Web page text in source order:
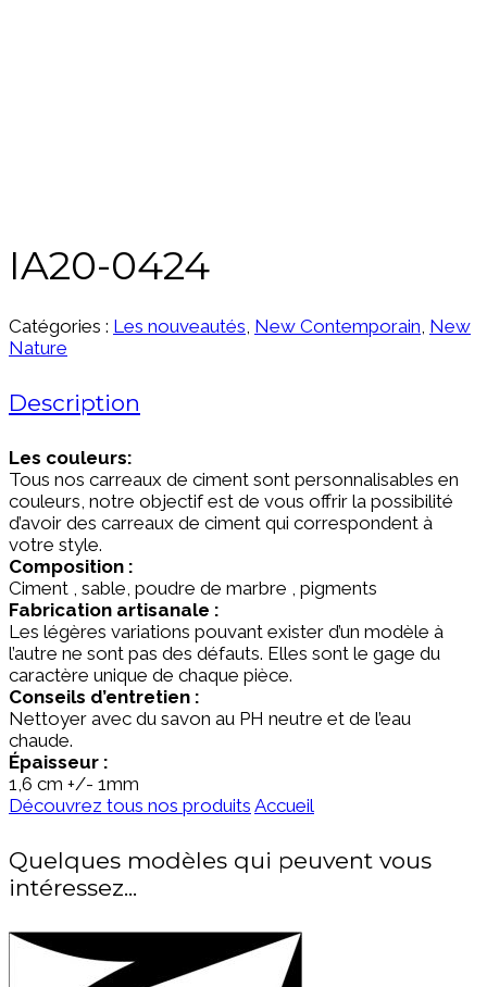
IA20-0424
Catégories : Les nouveautés, New Contemporain, New
Nature
Description
Les couleurs:
Tous nos carreaux de ciment sont personnalisables en
couleurs, notre objectif est de vous offrir la possibilité
d’avoir des carreaux de ciment qui correspondent à
votre style.
Composition :
Ciment , sable, poudre de marbre , pigments
Fabrication artisanale :
Les légères variations pouvant exister d’un modèle à
l’autre ne sont pas des défauts. Elles sont le gage du
caractère unique de chaque pièce.
Conseils d’entretien :
Nettoyer avec du savon au PH neutre et de l’eau
chaude.
Épaisseur :
1,6 cm +/- 1mm
Découvrez tous nos produits Accueil
Quelques modèles qui peuvent vous
intéressez...